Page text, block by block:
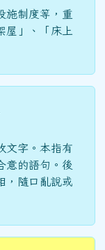
施制度等，重
屋」、「床上
文字。本指有
意的語句。後
，隨口亂說或